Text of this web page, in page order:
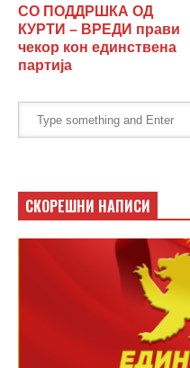
СО ПОДДРШКА ОД
КУРТИ – ВРЕДИ прави
чекор кон единствена
партија
СКОРЕШНИ НАПИСИ